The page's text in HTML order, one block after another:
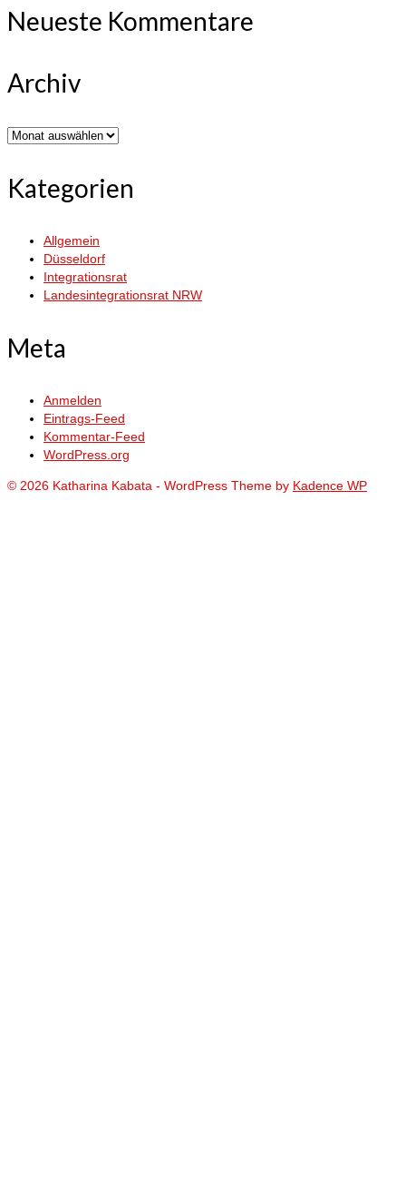
Neueste Kommentare
Archiv
Archiv
Kategorien
Allgemein
Düsseldorf
Integrationsrat
Landesintegrationsrat NRW
Meta
Anmelden
Eintrags-Feed
Kommentar-Feed
WordPress.org
© 2026 Katharina Kabata - WordPress Theme by Kadence WP